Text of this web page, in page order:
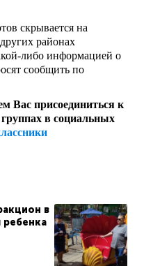
скрывается на
районах
либо информацией о
сообщить по
Вас присоединиться к
в социальных
в
ребенка